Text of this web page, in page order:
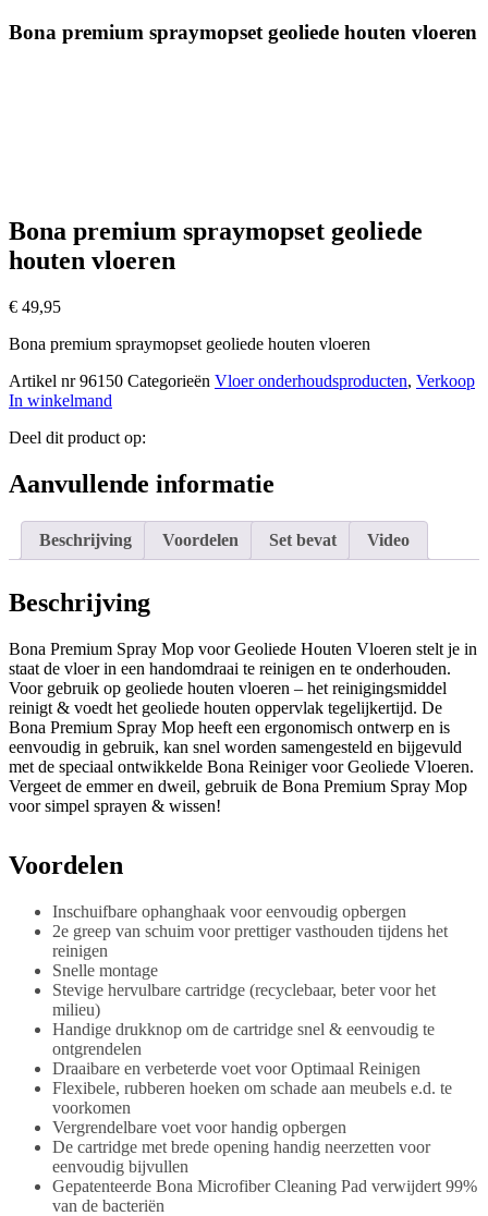
Bona premium spraymopset geoliede houten vloeren
Bona premium spraymopset geoliede
houten vloeren
€ 49,95
Bona premium spraymopset geoliede houten vloeren
Artikel nr96150 Categorieën Vloer onderhoudsproducten, Verkoop
In winkelmand
Deel dit product op:
Aanvullende informatie
Beschrijving Voordelen Set bevat Video
Beschrijving
Bona Premium Spray Mop voor Geoliede Houten Vloeren stelt je in
staat de vloer in een handomdraai te reinigen en te onderhouden.
Voor gebruik op geoliede houten vloeren – het reinigingsmiddel
reinigt & voedt het geoliede houten oppervlak tegelijkertijd. De
Bona Premium Spray Mop heeft een ergonomisch ontwerp en is
eenvoudig in gebruik, kan snel worden samengesteld en bijgevuld
met de speciaal ontwikkelde Bona Reiniger voor Geoliede Vloeren.
Vergeet de emmer en dweil, gebruik de Bona Premium Spray Mop
voor simpel sprayen & wissen!
Voordelen
Inschuifbare ophanghaak voor eenvoudig opbergen
2e greep van schuim voor prettiger vasthouden tijdens het
reinigen
Snelle montage
Stevige hervulbare cartridge (recyclebaar, beter voor het
milieu)
Handige drukknop om de cartridge snel & eenvoudig te
ontgrendelen
Draaibare en verbeterde voet voor Optimaal Reinigen
Flexibele, rubberen hoeken om schade aan meubels e.d. te
voorkomen
Vergrendelbare voet voor handig opbergen
De cartridge met brede opening handig neerzetten voor
eenvoudig bijvullen
Gepatenteerde Bona Microfiber Cleaning Pad verwijdert 99%
van de bacteriën